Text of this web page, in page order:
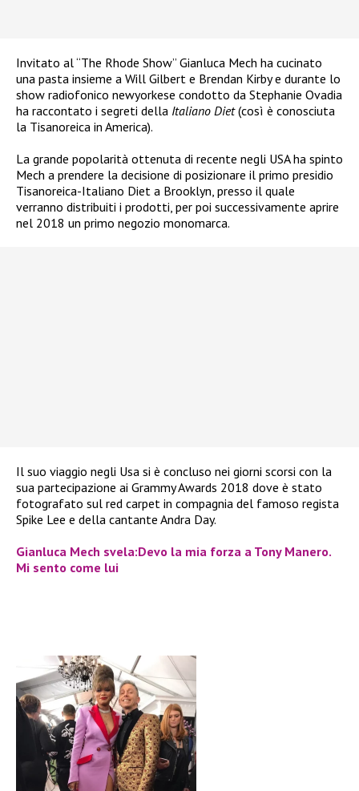
Invitato al “The Rhode Show” Gianluca Mech ha cucinato
una pasta insieme a Will Gilbert e Brendan Kirby e durante lo
show radiofonico newyorkese condotto da Stephanie Ovadia
ha raccontato i segreti della Italiano Diet(così è conosciuta
la Tisanoreica in America).
La grande popolarità ottenuta di recente negli USA ha spinto
Mech a prendere la decisione di posizionare il primo presidio
Tisanoreica-Italiano Diet a Brooklyn, presso il quale
verranno distribuiti i prodotti, per poi successivamente aprire
nel 2018 un primo negozio monomarca.
Il suo viaggio negli Usa si è concluso nei giorni scorsi con la
sua partecipazione ai Grammy Awards 2018 dove è stato
fotografato sul red carpet in compagnia del famoso regista
Spike Lee e della cantante Andra Day.
Gianluca Mech svela:Devo la mia forza a Tony Manero.
Mi sento come lui